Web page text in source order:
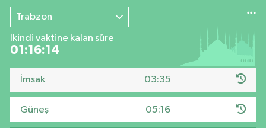
Trabzon
İkindi vaktine kalan süre
01:16:14
İmsak 03:35
Güneş 05:16